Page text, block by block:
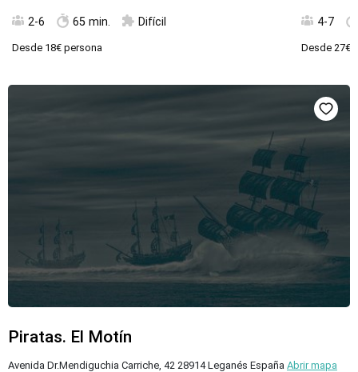
2-6 65 min. Difícil
Desde 18€ persona
4-7
Desde 27€
Piratas. El Motín
Avenida Dr.Mendiguchia Carriche, 42 28914 Leganés España Abrir mapa